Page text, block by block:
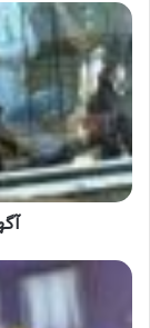
آگهی
پارک
ارم
وحش
حیوانات
آگهی